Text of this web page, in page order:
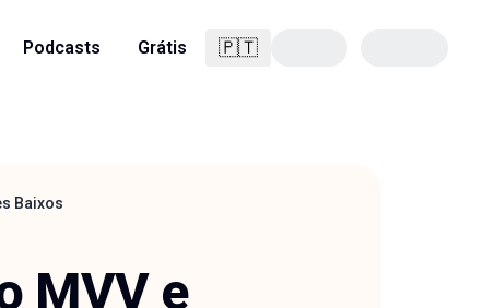
Podcasts Grátis 🇵🇹Português
Baixos
MVV e